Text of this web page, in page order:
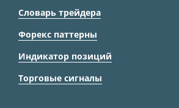
Словарь трейдера
Форекс паттерны
Индикатор позиций
Торговые сигналы